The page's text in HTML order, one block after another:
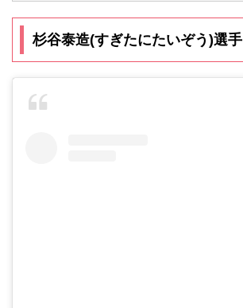
杉谷泰造(すぎたにたいぞう)選手